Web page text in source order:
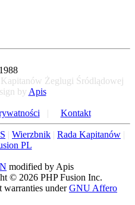
Żeglugi Śródlądowej
by Apis
| Kontakt
| Wierzbnik | Rada Kapitanów |
PL
modified by Apis
© 2026 PHP Fusion Inc.
warranties underGNU Affero